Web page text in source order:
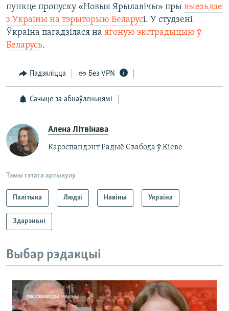
пункце пропуску «Новыя Ярылавічы» пры выезьдзе
з Украіны на тэрыторыю Беларусі. У студзені
Ўкраіна пагадзілася на ягоную экстрадыцыю ў
Беларусь.
Падзяліцца Без VPN
Сачыце за абнаўленьнямі
Алена Літвінава
Карэспандэнт Радыё Свабода ў Кіеве
Тэмы гэтага артыкулу
Палітыка Людзі Навіны Украіна
Здарэньні
Выбар рэдакцыі